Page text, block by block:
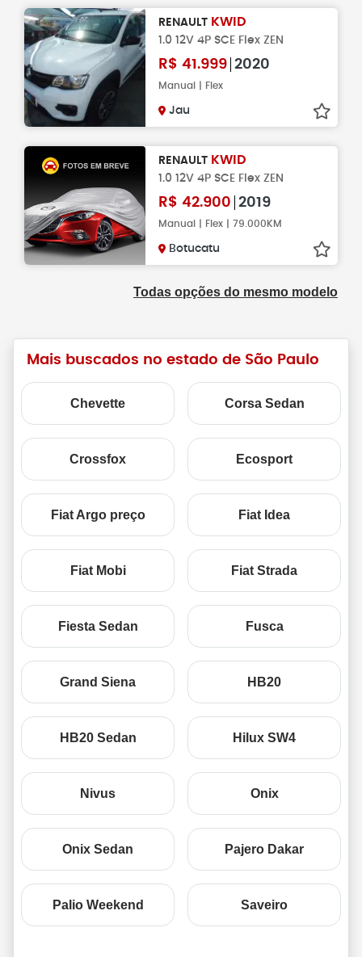
RENAULT KWID
1.0 12V 4P SCE Flex ZEN
R$ 41.999 2020
Manual | Flex
Jau
RENAULT KWID
1.0 12V 4P SCE Flex ZEN
R$ 42.900 2019
Manual | Flex | 79.000KM
Botucatu
Todas opções do mesmo modelo
Mais buscados no estado de São Paulo
Chevette Corsa Sedan
Crossfox Ecosport
Fiat Argo preço Fiat Idea
Fiat Mobi Fiat Strada
Fiesta Sedan Fusca
Grand Siena HB20
HB20 Sedan Hilux SW4
Nivus Onix
Onix Sedan Pajero Dakar
Palio Weekend Saveiro